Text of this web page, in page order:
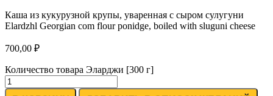
Каша из кукурузной крупы, уваренная с сыром сулугуни
Elardzhl Georgian com flour ponidge, boiled with sluguni cheese
700,00 ₽
Количество товара Эларджи [300 г]